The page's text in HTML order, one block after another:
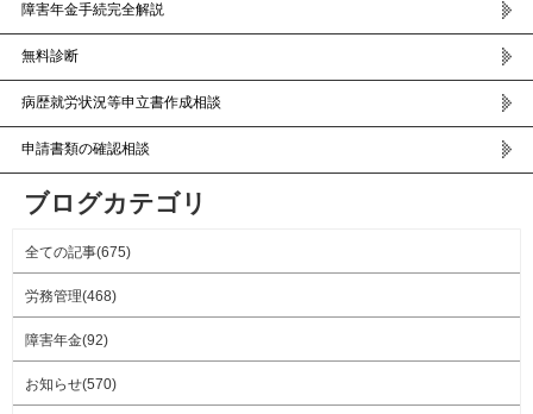
障害年金手続完全解説
無料診断
病歴就労状況等申立書作成相談
申請書類の確認相談
ブログカテゴリ
全ての記事(675)
労務管理(468)
障害年金(92)
お知らせ(570)